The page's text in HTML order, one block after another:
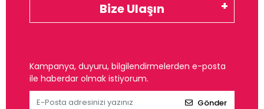
Bize Ulaşın
Kampanya, duyuru, bilgilendirmelerden e-posta
ile haberdar olmak istiyorum.
Gönder